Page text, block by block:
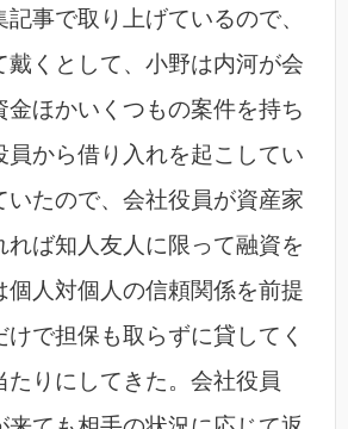
事で取り上げているので、
戴くとして、小野は内河が会
金ほかいくつもの案件を持ち
員から借り入れを起こしてい
いたので、会社役員が資産家
れば知人友人に限って融資を
個人対個人の信頼関係を前提
で担保も取らずに貸してく
たりにしてきた。会社役員